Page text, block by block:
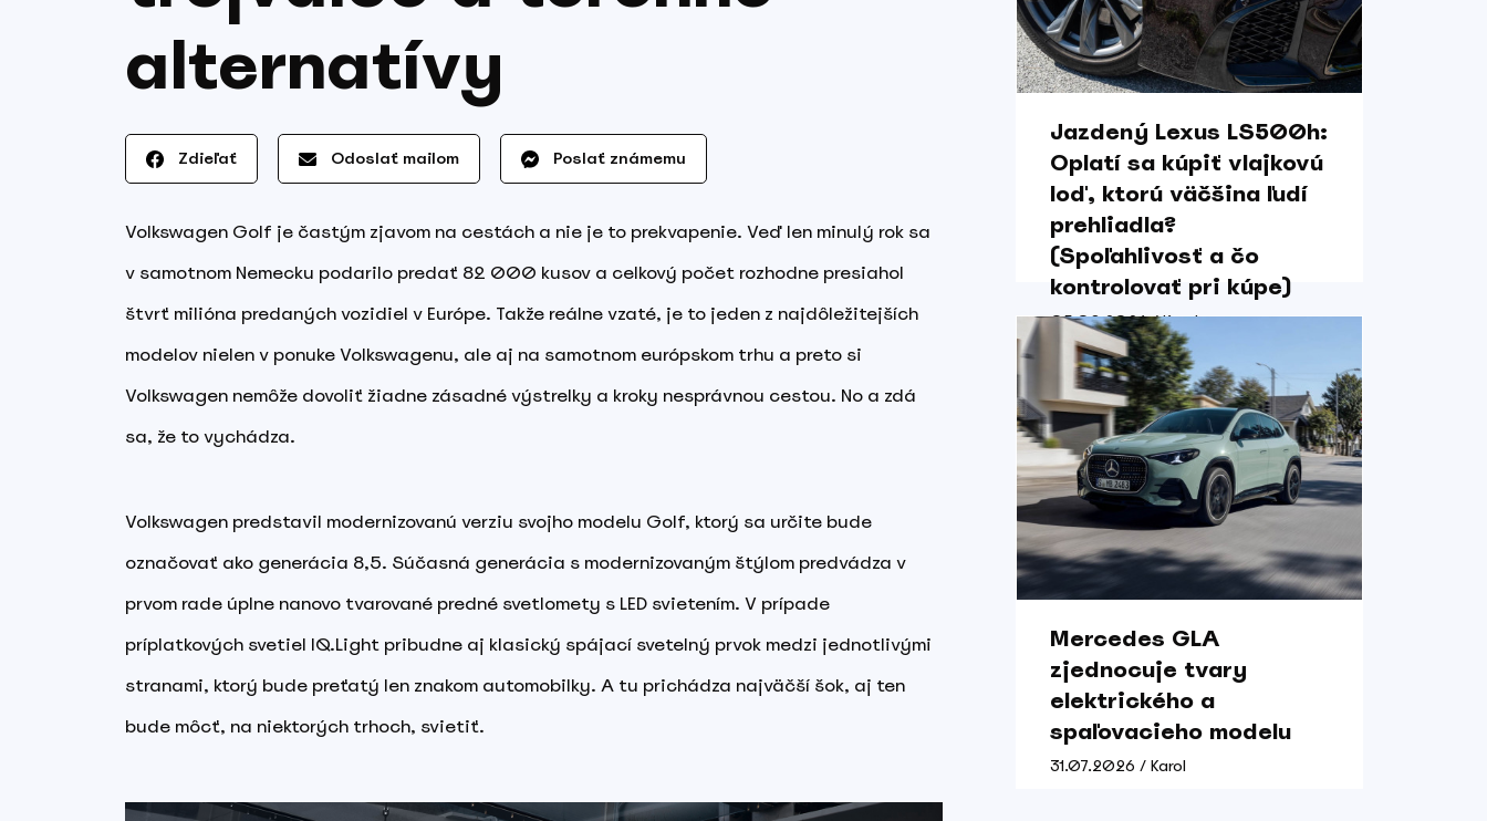
alternatívy
Zdieľať Odoslať mailom Poslať známemu
Volkswagen Golf je častým zjavom na cestách a nie je to prekvapenie. Veď len minulý rok sa
v samotnom Nemecku podarilo predať 82 000 kusov a celkový počet rozhodne presiahol
štvrť milióna predaných vozidiel v Európe. Takže reálne vzaté, je to jeden z najdôležitejších
modelov nielen v ponuke Volkswagenu, ale aj na samotnom európskom trhu a preto si
Volkswagen nemôže dovoliť žiadne zásadné výstrelky a kroky nesprávnou cestou. No a zdá
sa, že to vychádza.
Volkswagen predstavil modernizovanú verziu svojho modelu Golf, ktorý sa určite bude
označovať ako generácia 8,5. Súčasná generácia s modernizovaným štýlom predvádza v
prvom rade úplne nanovo tvarované predné svetlomety s LED svietením. V prípade
príplatkových svetiel IQ.Light pribudne aj klasický spájací svetelný prvok medzi jednotlivými
stranami, ktorý bude preťatý len znakom automobilky. A tu prichádza najväčší šok, aj ten
bude môcť, na niektorých trhoch, svietiť.
Jazdený Lexus LS500h:
Oplatí sa kúpiť vlajkovú
loď, ktorú väčšina ľudí
prehliadla?
(Spoľahlivosť a čo
kontrolovať pri kúpe)
05.08.2026 / Karol
Mercedes GLA
zjednocuje tvary
elektrického a
spaľovacieho modelu
31.07.2026 / Karol